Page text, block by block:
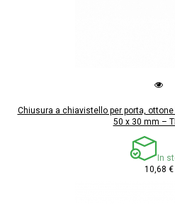
Chiusura a chiavistello per porta,
50 x 30 mm –
In
10,68 €